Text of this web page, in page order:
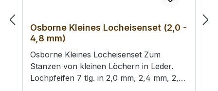
Osborne Kleines Locheisenset (2,0 -
4,8 mm)
Osborne Kleines Locheisenset Zum
Stanzen von kleinen Löchern in Leder.
Lochpfeifen 7 tlg. in 2,0 mm, 2,4 mm, 2,8